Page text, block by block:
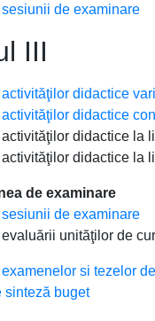
de examinare
III
didactice
didactice
didactice la
didactice la
de examinare
de examinare
unităţilor de
si tezelor
sinteză buget